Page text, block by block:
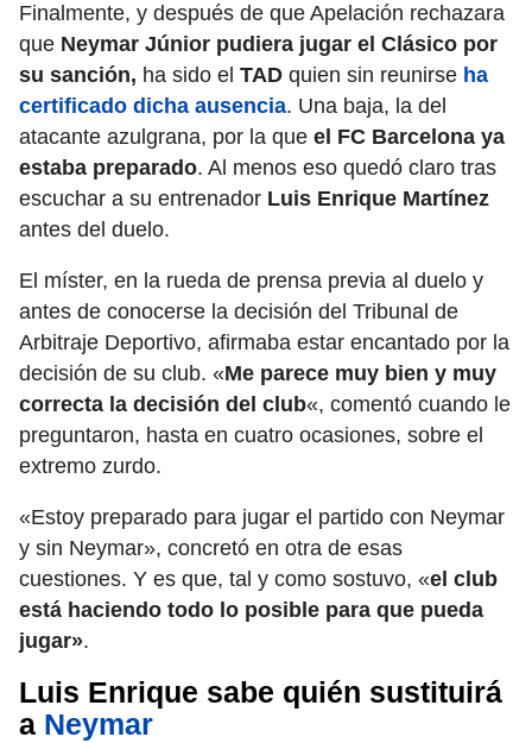
Finalmente, y después de que Apelación rechazara
que Neymar Júnior pudiera jugar el Clásico por
su sanción, ha sido el TAD quien sin reunirse ha
certificado dicha ausencia. Una baja, la del
atacante azulgrana, por la que el FC Barcelona ya
estaba preparado. Al menos eso quedó claro tras
escuchar a su entrenador Luis Enrique Martínez
antes del duelo.
El míster, en la rueda de prensa previa al duelo y
antes de conocerse la decisión del Tribunal de
Arbitraje Deportivo, afirmaba estar encantado por la
decisión de su club. «Me parece muy bien y muy
correcta la decisión del club«, comentó cuando le
preguntaron, hasta en cuatro ocasiones, sobre el
extremo zurdo.
«Estoy preparado para jugar el partido con Neymar
y sin Neymar», concretó en otra de esas
cuestiones. Y es que, tal y como sostuvo, «el club
está haciendo todo lo posible para que pueda
jugar».
Luis Enrique sabe quién sustituirá
a Neymar